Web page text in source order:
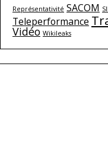
Représentativité SACOM SII
Teleperformance
Vidéo Wikileaks